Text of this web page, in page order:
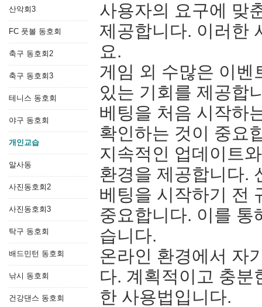
산악회3
FC 풋볼 동호회
축구 동호회2
축구 동호회3
테니스 동호회
야구 동호회
개인교습
알사동
사진동호회2
사진동호회3
탁구 동호회
배드민턴 동호회
낚시 동호회
건강댄스 동호회
사용자의 요구에 맞
제공합니다. 이러한
요.
게임 외 수많은 이벤
있는 기회를 제공합
베팅을 처음 시작하
확인하는 것이 중요
지속적인 업데이트
환경을 제공합니다.
베팅을 시작하기 전
중요합니다. 이를 통
습니다.
온라인 환경에서 자
다. 계획적이고 충분
한 사용법입니다.